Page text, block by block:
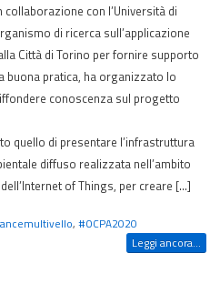
con l’Università di
di ricerca sull’applicazione
Città di Torino per fornire supporto
buona pratica, ha organizzato lo
conoscenza sul progetto
quello di presentare l’infrastruttura
diffuso realizzata nell’ambito
of Things, per creare […]
,#OCPA2020
Leggi ancora...